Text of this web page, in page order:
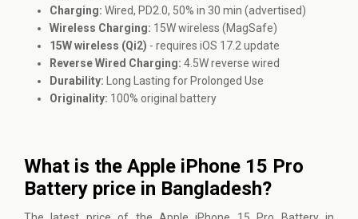
Charging: Wired, PD2.0, 50% in 30 min (advertised)
Wireless Charging: 15W wireless (MagSafe)
15W wireless (Qi2) - requires iOS 17.2 update
Reverse Wired Charging: 4.5W reverse wired
Durability: Long Lasting for Prolonged Use
Originality: 100% original battery
What is the Apple iPhone 15 Pro
Battery price in Bangladesh?